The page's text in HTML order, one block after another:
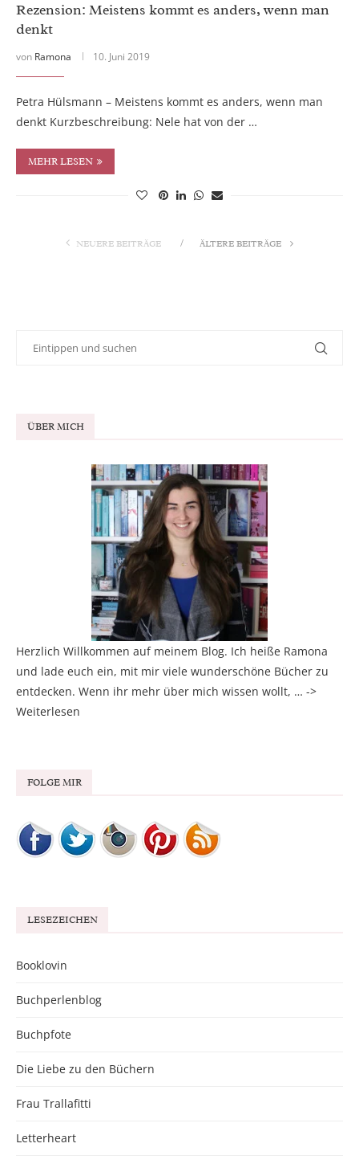
Rezension: Meistens kommt es anders, wenn man
denkt
von Ramona 10. Juni 2019
Petra Hülsmann – Meistens kommt es anders, wenn man
denkt Kurzbeschreibung: Nele hat von der …
MEHR LESEN
NEUERE BEITRÄGE ÄLTERE BEITRÄGE
ÜBER MICH
Herzlich Willkommen auf meinem Blog. Ich heiße Ramona
und lade euch ein, mit mir viele wunderschöne Bücher zu
entdecken. Wenn ihr mehr über mich wissen wollt, … ->
Weiterlesen
FOLGE MIR
LESEZEICHEN
Booklovin
Buchperlenblog
Buchpfote
Die Liebe zu den Büchern
Frau Trallafitti
Letterheart